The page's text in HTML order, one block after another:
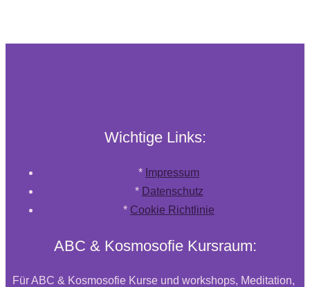
Wichtige Links:
* Impressum
* Datenschutz
* Cookie Richtlinie
ABC & Kosmosofie Kursraum:
Für ABC & Kosmosofie Kurse und workshops, Meditation,